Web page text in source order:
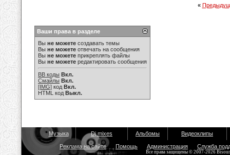
«
Ваши права в разделе
Вы не можете создавать темы
Вы не можете отвечать на сообщения
Вы не можете прикреплять файлы
Вы не можете редактировать сообщения
BB коды Вкл.
Смайлы Вкл.
[IMG] код Вкл.
HTML код Выкл.
Музыка Dj mixes Альбомы Видеоклипы
Реклама на сайте Помощь Администрация Служба
Все права защищены © 2007-2026